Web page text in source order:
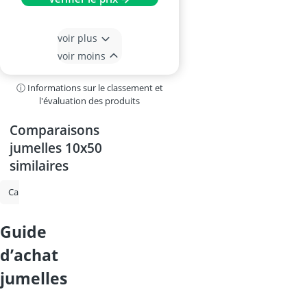
voir plus
voir moins
ⓘ Informations sur le classement et
l'évaluation des produits
Comparaisons
jumelles 10x50
similaires
Camescope
guide
d’achat
jumelles